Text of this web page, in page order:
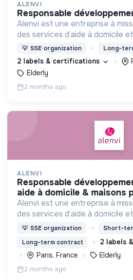
ALENVI
responsable
Alenvi est une entreprise à
des services d’aide à domicile
partagées pour les personnes
d’autonomie.
💡 SSE organization Long-
2 labels & certifications
Elderly
2 months ago
ALENVI
responsable développement & ouverture -
aide à domicile & maisons
Alenvi est une entreprise à
des services d’aide à domicile
partagées pour les personnes
d’autonomie.
💡 SSE organization
Short-
Long-term contract
2 labels
Paris, France
Elderly
2 months ago